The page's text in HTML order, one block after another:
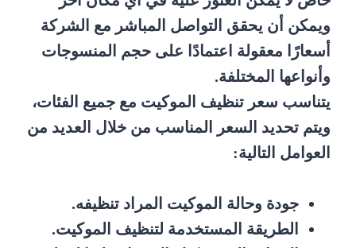
ويمكن أن يحقق التواصل المباشر مع الشركة
أسعارًا معقولة اعتمادًا على حجم المنسوجات
وأنواعها المختلفة.
يتناسب سعر تنظيف الموكيت مع جميع الفئات،
ويتم تحديد السعر المناسب من خلال العديد من
العوامل التالية:
جودة وحالة الموكيت المراد تنظيفه.
الطريقة المستخدمة لتنظيف الموكيت.